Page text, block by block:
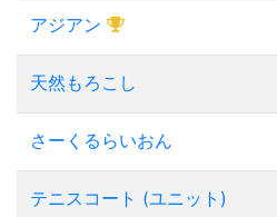
アジアン
天然もろこし
さーくるらいおん
テニスコート (ユニット)